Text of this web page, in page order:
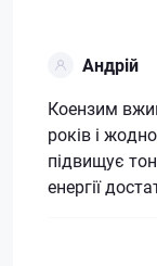
Андрій
Коензим
років і
підвищує
енергії